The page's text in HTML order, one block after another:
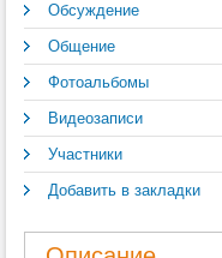
Обсуждение
Общение
Фотоальбомы
Видеозаписи
Участники
Добавить в закладки